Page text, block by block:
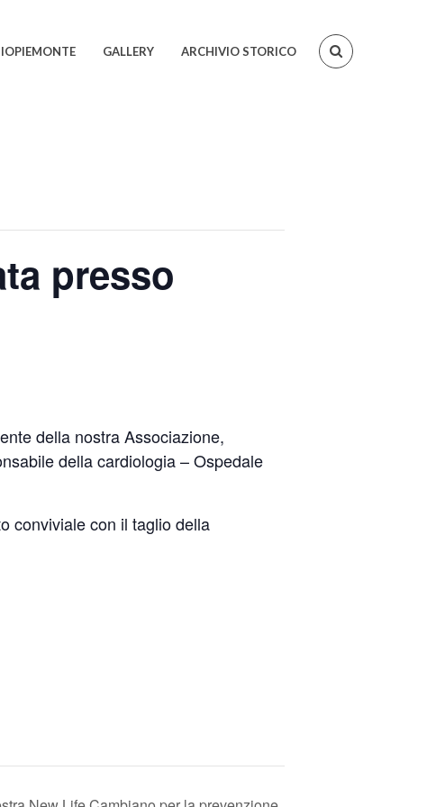
GALLERY ARCHIVIO STORICO
presso
della nostra Associazione,
della cardiologia – Ospedale
conviviale con il taglio della